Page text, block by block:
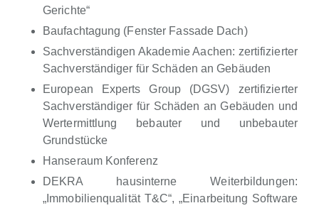
Gerichte“
Baufachtagung (Fenster Fassade Dach)
Sachverständigen Akademie Aachen: zertifizierter
Sachverständiger für Schäden an Gebäuden
European Experts Group (DGSV) zertifizierter
Sachverständiger für Schäden an Gebäuden und
Wertermittlung bebauter und unbebauter
Grundstücke
Hanseraum Konferenz
DEKRA hausinterne Weiterbildungen:
„Immobilienqualität T&C“, „Einarbeitung Software